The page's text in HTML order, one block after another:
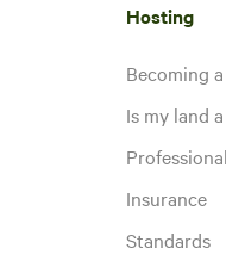
Hosting
Becoming
Is my land
Insurance
Standards